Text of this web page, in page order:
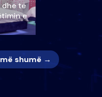
dhe të
e
më shumë →